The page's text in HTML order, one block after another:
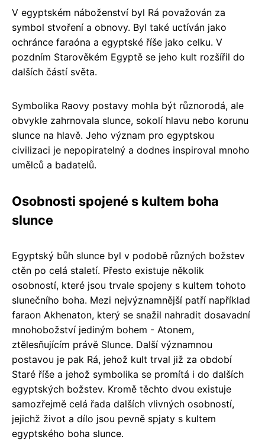
V egyptském náboženství byl Rá považován za
symbol stvoření a obnovy. Byl také uctíván jako
ochránce faraóna a egyptské říše jako celku. V
pozdním Starověkém Egyptě se jeho kult rozšířil do
dalších částí světa.
Symbolika Raovy postavy mohla být různorodá, ale
obvykle zahrnovala slunce, sokolí hlavu nebo korunu
slunce na hlavě. Jeho význam pro egyptskou
civilizaci je nepopiratelný a dodnes inspiroval mnoho
umělců a badatelů.
Osobnosti spojené s kultem boha
slunce
Egyptský bůh slunce byl v podobě různých božstev
ctěn po celá staletí. Přesto existuje několik
osobností, které jsou trvale spojeny s kultem tohoto
slunečního boha. Mezi nejvýznamnější patří například
faraon Akhenaton, který se snažil nahradit dosavadní
mnohobožství jediným bohem - Atonem,
ztělesňujícím právě Slunce. Další významnou
postavou je pak Rá, jehož kult trval již za období
Staré říše a jehož symbolika se promítá i do dalších
egyptských božstev. Kromě těchto dvou existuje
samozřejmě celá řada dalších vlivných osobností,
jejichž život a dílo jsou pevně spjaty s kultem
egyptského boha slunce.